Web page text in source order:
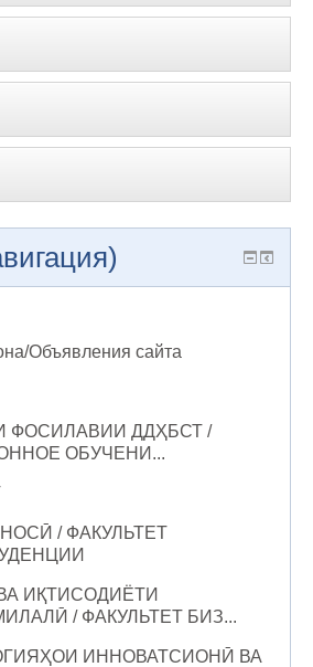
Объявления сайта
ФОСИЛАВИИ ДДҲБСТ /
ОБУЧЕНИ...
/ ФАКУЛЬТЕТ
ИҚТИСОДИЁТИ
/ ФАКУЛЬТЕТ БИЗ...
ИННОВАТСИОНӢ ВА